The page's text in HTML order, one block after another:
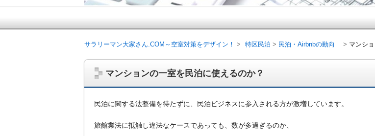
マンションの一室を民泊に使えるのか？
民泊に関する法整備を待たずに、民泊ビジネスに参入される方が激増しています。
旅館業法に抵触し違法なケースであっても、数が多過ぎるのか、
サラリーマン大家さん.COM～空室対策をデザイン！ 特区民泊 民泊・Airbnbの動向 マンシ
サラリーマン大家さん.COM～空室対策をデ